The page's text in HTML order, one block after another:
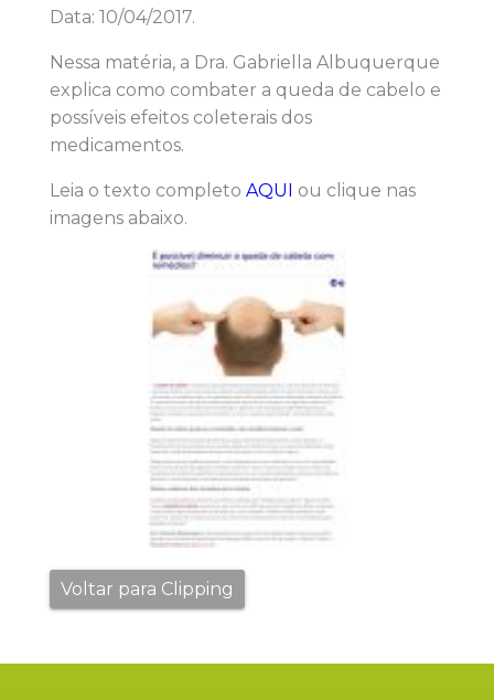
Data: 10/04/2017.
Nessa matéria, a Dra. Gabriella Albuquerque
explica como combater a queda de cabelo e
possíveis efeitos coleterais dos
medicamentos.
Leia o texto completo AQUI ou clique nas
imagens abaixo.
Voltar para Clipping